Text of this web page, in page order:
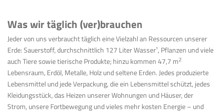
Was wir täglich (ver)brauchen
Jeder von uns verbraucht täglich eine Vielzahl an Ressourcen unserer
Erde: Sauerstoff, durchschnittlich 127 Liter Wasser¹, Pflanzen und viele
auch Tiere sowie tierische Produkte; hinzu kommen 47,7 m2
Lebensraum, Erdöl, Metalle, Holz und seltene Erden. Jedes produzierte
Lebensmittel und jede Verpackung, die ein Lebensmittel schützt, jedes
Kleidungsstück, das Heizen unserer Wohnungen und Häuser, der
Strom, unsere Fortbewegung und vieles mehr kosten Energie – und